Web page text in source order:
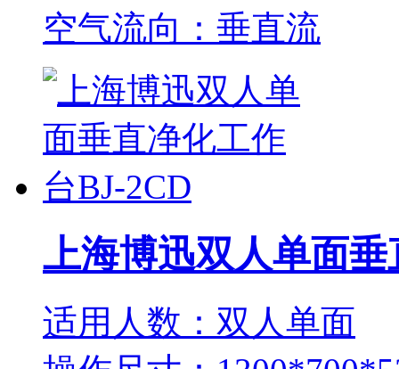
空气流向：垂直流
上海博迅双人单面
适用人数：双人单面